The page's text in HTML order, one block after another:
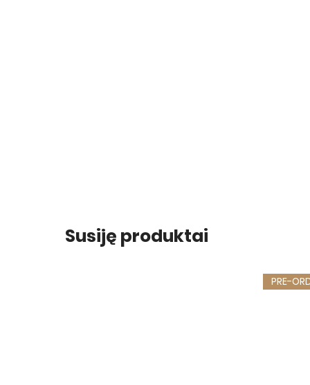
Susiję produktai
PRE-